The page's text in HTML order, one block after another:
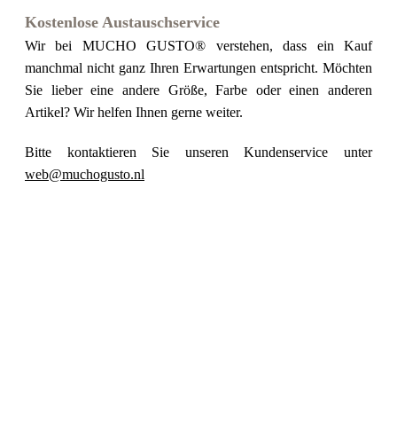
Kostenlose Austauschservice
Wir bei MUCHO GUSTO® verstehen, dass ein Kauf
manchmal nicht ganz Ihren Erwartungen entspricht. Möchten
Sie lieber eine andere Größe, Farbe oder einen anderen
Artikel? Wir helfen Ihnen gerne weiter.
Bitte kontaktieren Sie unseren Kundenservice unter
web@muchogusto.nl